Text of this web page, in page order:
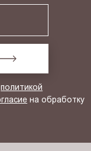
политикой
на обработку